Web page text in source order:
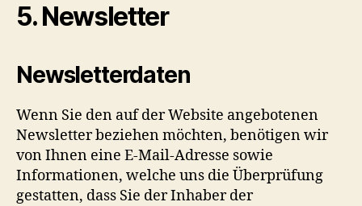
5. Newsletter
Newsletterdaten
Wenn Sie den auf der Website angebotenen
Newsletter beziehen möchten, benötigen wir
von Ihnen eine E-Mail-Adresse sowie
Informationen, welche uns die Überprüfung
gestatten, dass Sie der Inhaber der